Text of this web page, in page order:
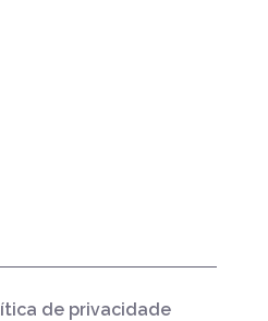
de privacidade